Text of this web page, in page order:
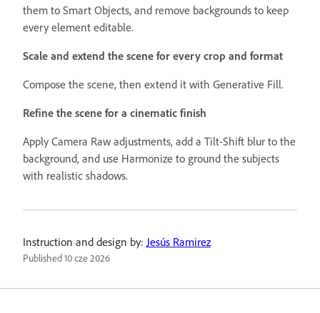
them to Smart Objects, and remove backgrounds to keep
every element editable.
Scale and extend the scene for every crop and format
Compose the scene, then extend it with Generative Fill.
Refine the scene for a cinematic finish
Apply Camera Raw adjustments, add a Tilt-Shift blur to the
background, and use Harmonize to ground the subjects
with realistic shadows.
Instruction and design by: Jesús Ramirez
Published10 cze 2026